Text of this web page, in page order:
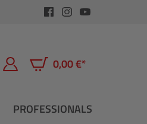
0,00 €*
Warenkorb enthält 0
PROFESSIONALS